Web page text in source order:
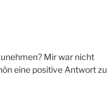
Mir war nicht
eine positive Antwort zu